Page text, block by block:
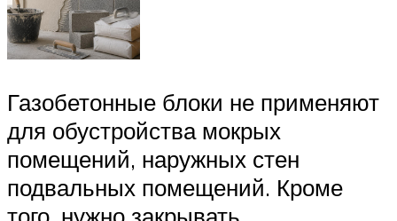
Газобетонные блоки не применяют
для обустройства мокрых
помещений, наружных стен
подвальных помещений. Кроме